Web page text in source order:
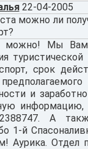
22-04-2005
можно ли
можно! Мы
срок
и
2388747. А
1-й
Аурика. Отдел